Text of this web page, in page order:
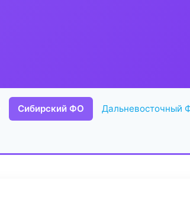
Сибирский ФО Дальневосточный